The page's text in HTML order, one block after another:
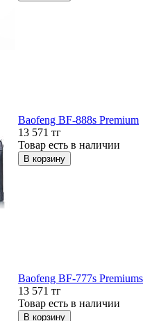
Baofeng BF-888s Premium
13 571 тг
Товар есть в наличии
Baofeng BF-777s Premiums
13 571 тг
Товар есть в наличии